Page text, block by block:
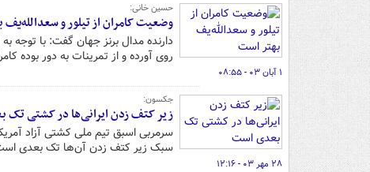
حسین خانی:
وضعیت کامران از تیلور و
دارنده مدال برنز جهان گفت: با توجه
روی آورده و از تمرینات به دور بوده
۱ آبان ۰۳ - ۰۸:۵۵
جکسون:
زیر کتف زدن ایرانی‌ها در کشتی
سرمربی اسبق تیم ملی کشتی آزاد
سبک زیر کتف زدن آن‌ها تک بعدی است
۲۸ مهر ۰۳ - ۱۲:۱۶